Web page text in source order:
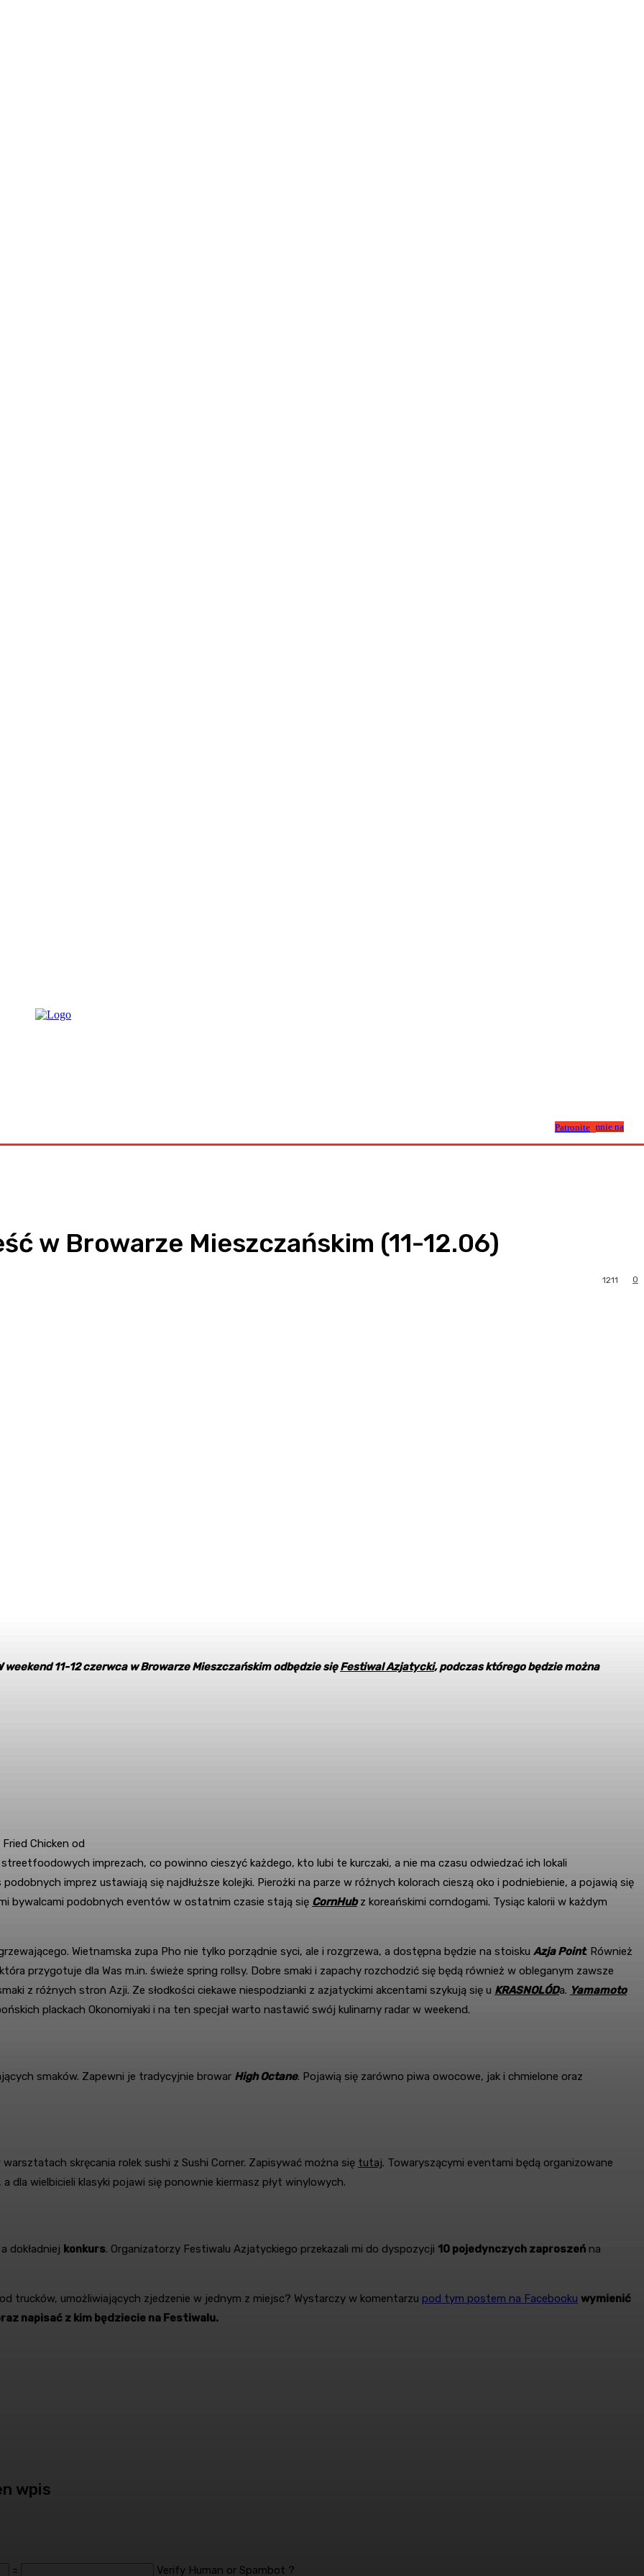
Wesprzyj mnie na Patronite
w Browarze Mieszczańskim (11-12.06)
0
1211
11-12 czerwca w Browarze Mieszczańskim odbędzie sięFestiwal Azjatycki, podczas którego będzie można
Chicken od
imprezach, co powinno cieszyć każdego, kto lubi te kurczaki, a nie ma czasu odwiedzać ich lokali
imprez ustawiają się najdłuższe kolejki. Pierożki na parze w różnych kolorach cieszą oko i podniebienie, a pojawią się
bywalcami podobnych eventów w ostatnim czasie stają się CornHubz koreańskimi corndogami. Tysiąc kalorii w każdym
Wietnamska zupa Pho nie tylko porządnie syci, ale i rozgrzewa, a dostępna będzie na stoisku Azja Point. Również
przygotuje dla Was m.in. świeże spring rollsy. Dobre smaki i zapachy rozchodzić się będą również w obleganym zawsze
z różnych stron Azji. Ze słodkości ciekawe niespodzianki z azjatyckimi akcentami szykują się u KRASNOLÓDa. Yamamoto
plackach Okonomiyaki i na ten specjał warto nastawić swój kulinarny radar w weekend.
smaków. Zapewni je tradycyjnie browar High Octane. Pojawią się zarówno piwa owocowe, jak i chmielone oraz
skręcania rolek sushi z Sushi Corner. Zapisywać można się tutaj. Towaryszącymi eventami będą organizowane
dla wielbicieli klasyki pojawi się ponownie kiermasz płyt winylowych.
dokładniej konkurs. Organizatorzy Festiwalu Azjatyckiego przekazali mi do dyspozycji 10 pojedynczych zaproszeń na
trucków, umożliwiających zjedzenie w jednym z miejsc? Wystarczy w komentarzu pod tym postem na Facebooku wymienić
napisać z kim będziecie na Festiwalu.
wpis
= Verify Human or Spambot ?